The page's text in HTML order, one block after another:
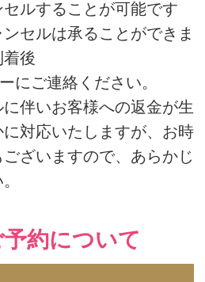
特定商取引に基づく表示
採用情報